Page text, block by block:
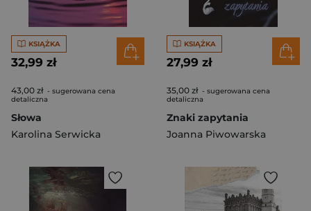
KSIĄŻKA
32,99 zł
43,00 zł - sugerowana cena
detaliczna
Słowa
Karolina Serwicka
KSIĄŻKA
27,99 zł
35,00 zł - sugerowana cena
detaliczna
Znaki zapytania
Joanna Piwowarska